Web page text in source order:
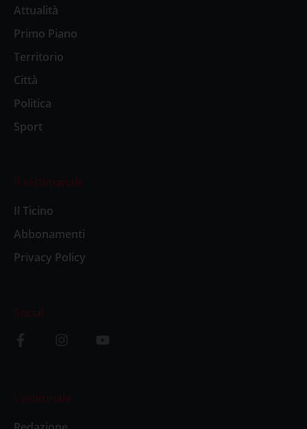
Attualità
Primo Piano
Territorio
Città
Politica
Sport
Il settimanale
Il Ticino
Abbonamenti
Privacy Policy
Social
L’editoriale